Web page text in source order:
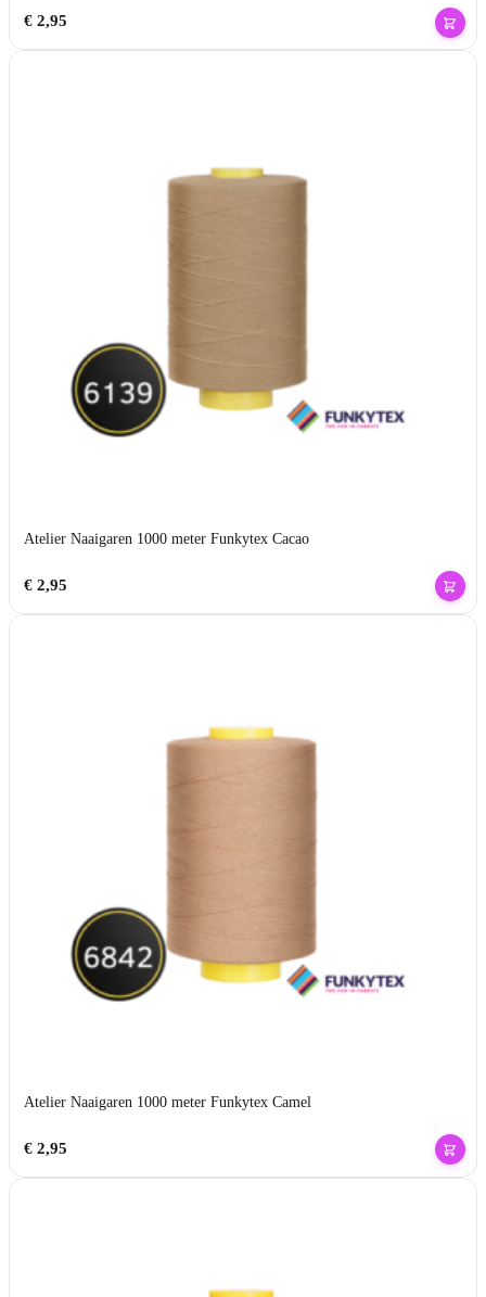
€2,95
Atelier Naaigaren 1000 meter Funkytex Cacao
€2,95
Atelier Naaigaren 1000 meter Funkytex Camel
€2,95